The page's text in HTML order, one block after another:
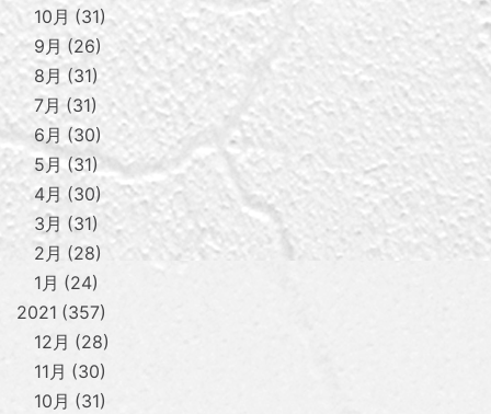
10月
31
9月
26
8月
31
7月
31
6月
30
5月
31
4月 30
3月
31
2月
28
1月
24
2021 357
12月
28
11月
30
10月
31